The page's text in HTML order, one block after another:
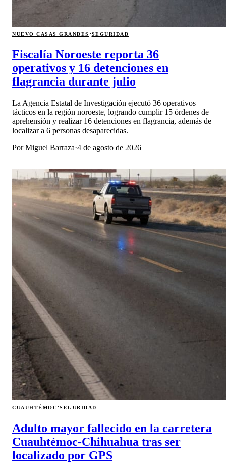
NUEVO CASAS GRANDES ·SEGURIDAD
Fiscalía Noroeste reporta 36
operativos y 16 detenciones en
flagrancia durante julio
La Agencia Estatal de Investigación ejecutó 36 operativos
tácticos en la región noroeste, logrando cumplir 15 órdenes de
aprehensión y realizar 16 detenciones en flagrancia, además de
localizar a 6 personas desaparecidas.
PorMiguel Barraza·4 de agosto de 2026
CUAUHTÉMOC·SEGURIDAD
Adulto mayor fallecido en la carretera
Cuauhtémoc-Chihuahua tras ser
localizado por GPS